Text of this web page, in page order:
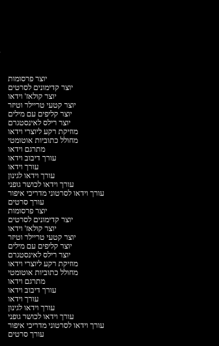
יוצר פרסומות
יוצר קדימונים לסרטים
יוצר קולאז' וידאו
יוצר קטעי טריילר וטיזר
יוצר קליפים עם מילים
יוצר רילס לאינסטגרם
מוזיקת רקע ליוצרי וידאו
מחולל כתוביות אוטומטי
מתרגם וידאו
עורך דיבוב וידאו
עורך וידאו
עורך וידאו לגינון
עורך וידאו לכושר גופני
עורך וידאו לסרטוני מדריכי איפור
עורך סרטים
יוצר פרסומות
יוצר קדימונים לסרטים
יוצר קולאז' וידאו
יוצר קטעי טריילר וטיזר
יוצר קליפים עם מילים
יוצר רילס לאינסטגרם
מוזיקת רקע ליוצרי וידאו
מחולל כתוביות אוטומטי
מתרגם וידאו
עורך דיבוב וידאו
עורך וידאו
עורך וידאו לגינון
עורך וידאו לכושר גופני
עורך וידאו לסרטוני מדריכי איפור
עורך סרטים